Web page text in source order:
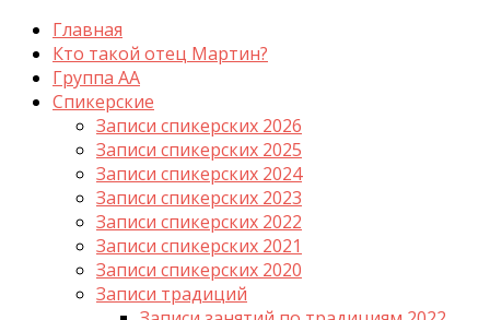
Главная
Кто такой отец Мартин?
Группа АА
Спикерские
Записи спикерских 2026
Записи спикерских 2025
Записи спикерских 2024
Записи спикерских 2023
Записи спикерских 2022
Записи спикерских 2021
Записи спикерских 2020
Записи традиций